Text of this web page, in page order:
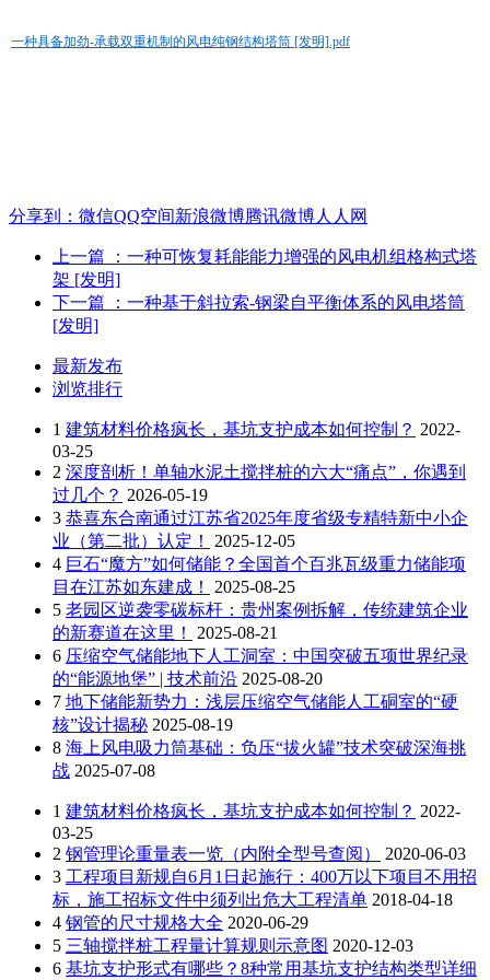
一种具备加劲-承载双重机制的风电纯钢结构塔筒 [发明].pdf
分享到： 微信QQ空间新浪微博腾讯微博人人网
上一篇
：一种可恢复耗能能力增强的风电机组格构式塔
架 [发明]
下一篇
：一种基于斜拉索-钢梁自平衡体系的风电塔筒
[发明]
最新发布
浏览排行
1 建筑材料价格疯长，基坑支护成本如何控制？ 2022-
03-25
2 深度剖析！单轴水泥土搅拌桩的六大“痛点”，你遇到
过几个？ 2026-05-19
3 恭喜东合南通过江苏省2025年度省级专精特新中小企
业（第二批）认定！
2025-12-05
4 巨石“魔方”如何储能？全国首个百兆瓦级重力储能项
目在江苏如东建成！
2025-08-25
5 老园区逆袭零碳标杆：贵州案例拆解，传统建筑企业
的新赛道在这里！
2025-08-21
6 压缩空气储能地下人工洞室：中国突破五项世界纪录
的“能源地堡” | 技术前沿 2025-08-20
7 地下储能新势力：浅层压缩空气储能人工硐室的“硬
核”设计揭秘 2025-08-19
8 海上风电吸力筒基础：负压“拔火罐”技术突破深海挑
战 2025-07-08
1 建筑材料价格疯长，基坑支护成本如何控制？ 2022-
03-25
2 钢管理论重量表一览（内附全型号查阅）
2020-06-03
3 工程项目新规自6月1日起施行：400万以下项目不用招
标，施工招标文件中须列出危大工程清单 2018-04-18
4 钢管的尺寸规格大全 2020-06-29
5 三轴搅拌桩工程量计算规则示意图 2020-12-03
6 基坑支护形式有哪些？8种常用基坑支护结构类型详细